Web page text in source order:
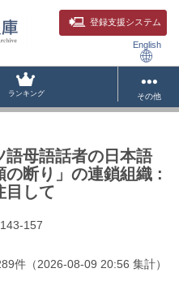
登録支援システム
English
ランキング その他
語母語話者の日本語
断り」の連鎖組織 :
目して
157
件 （2026-08-09 20:56 集計）